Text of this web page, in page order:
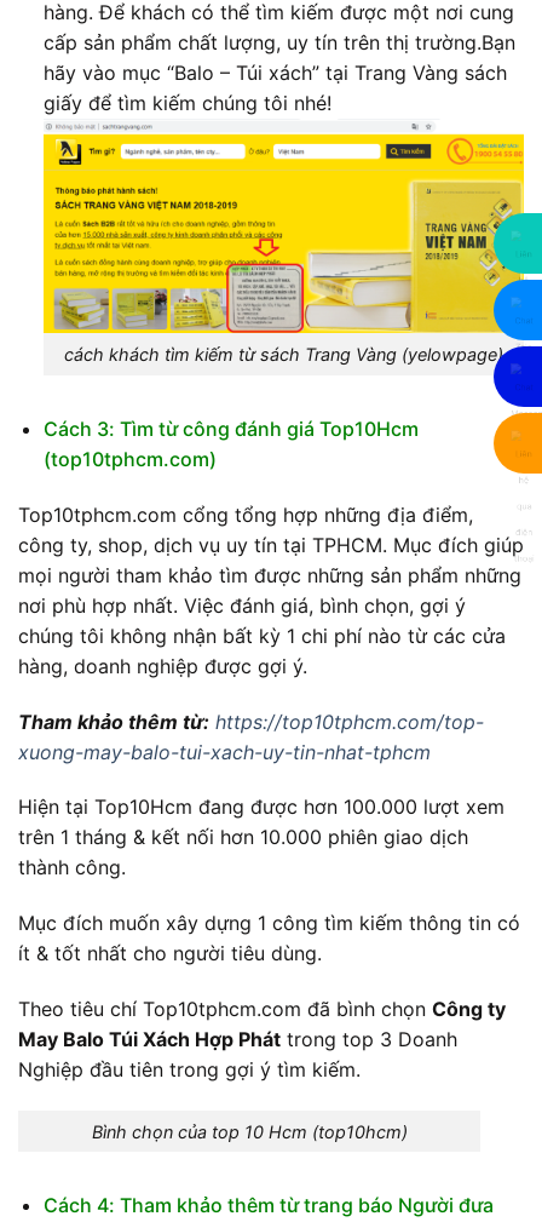
hàng. Để khách có thể tìm kiếm được một nơi cung
cấp sản phẩm chất lượng, uy tín trên thị trường.Bạn
hãy vào mục “Balo – Túi xách” tại Trang Vàng sách
giấy để tìm kiếm chúng tôi nhé!
cách khách tìm kiếm từ sách Trang Vàng (yelowpage)
Cách 3: Tìm từ công đánh giá Top10Hcm
(top10tphcm.com)
Top10tphcm.com cổng tổng hợp những địa điểm,
công ty, shop, dịch vụ uy tín tại TPHCM. Mục đích giúp
mọi người tham khảo tìm được những sản phẩm những
nơi phù hợp nhất. Việc đánh giá, bình chọn, gợi ý
chúng tôi không nhận bất kỳ 1 chi phí nào từ các cửa
hàng, doanh nghiệp được gợi ý.
Tham khảo thêm từ: https://top10tphcm.com/top-
xuong-may-balo-tui-xach-uy-tin-nhat-tphcm
Hiện tại Top10Hcm đang được hơn 100.000 lượt xem
trên 1 tháng & kết nối hơn 10.000 phiên giao dịch
thành công.
Mục đích muốn xây dựng 1 công tìm kiếm thông tin có
ít & tốt nhất cho người tiêu dùng.
Theo tiêu chí Top10tphcm.com đã bình chọn Công ty
May Balo Túi Xách Hợp Phát trong top 3 Doanh
Nghiệp đầu tiên trong gợi ý tìm kiếm.
Bình chọn của top 10 Hcm (top10hcm)
Cách 4: Tham khảo thêm từ trang báo Người đưa